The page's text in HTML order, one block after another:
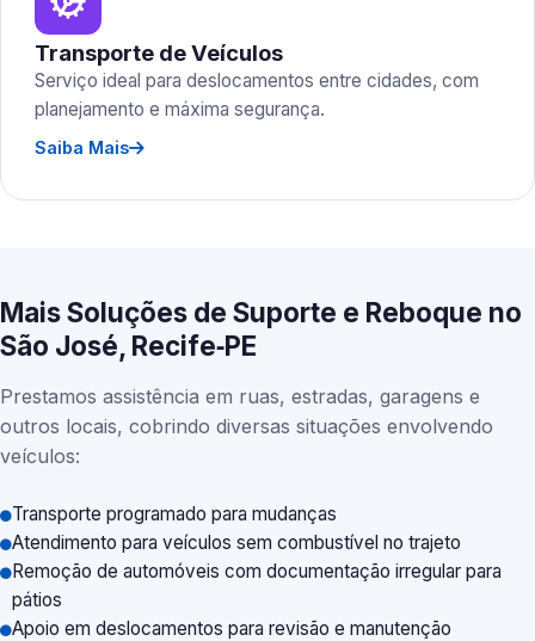
Transporte de Veículos
Serviço ideal para deslocamentos entre cidades, com
planejamento e máxima segurança.
Saiba Mais
Mais Soluções de Suporte e Reboque no
São José, Recife‑PE
Prestamos assistência em ruas, estradas, garagens e
outros locais, cobrindo diversas situações envolvendo
veículos:
Transporte programado para mudanças
Atendimento para veículos sem combustível no trajeto
Remoção de automóveis com documentação irregular para
pátios
Apoio em deslocamentos para revisão e manutenção